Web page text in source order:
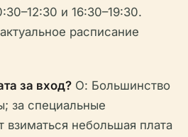
и 16:30–19:30.
расписание
за вход? О: Большинство
за специальные
небольшая плата